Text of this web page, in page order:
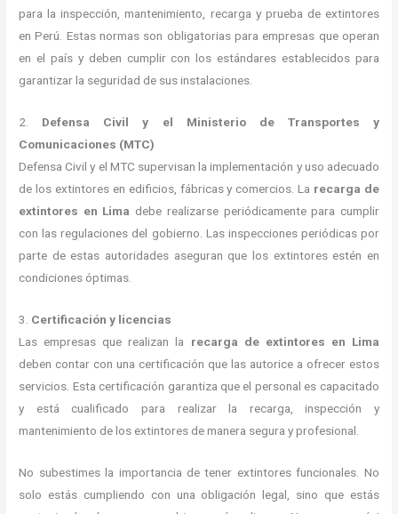
para la inspección, mantenimiento, recarga y prueba de extintores
en Perú. Estas normas son obligatorias para empresas que operan
en el país y deben cumplir con los estándares establecidos para
garantizar la seguridad de sus instalaciones.
2. Defensa Civil y el Ministerio de Transportes y
Comunicaciones (MTC)
Defensa Civil y el MTC supervisan la implementación y uso adecuado
de los extintores en edificios, fábricas y comercios. La recarga de
extintores en Lima debe realizarse periódicamente para cumplir
con las regulaciones del gobierno. Las inspecciones periódicas por
parte de estas autoridades aseguran que los extintores estén en
condiciones óptimas.
3. Certificación y licencias
Las empresas que realizan la recarga de extintores en Lima
deben contar con una certificación que las autorice a ofrecer estos
servicios. Esta certificación garantiza que el personal es capacitado
y está cualificado para realizar la recarga, inspección y
mantenimiento de los extintores de manera segura y profesional.
No subestimes la importancia de tener extintores funcionales. No
solo estás cumpliendo con una obligación legal, sino que estás